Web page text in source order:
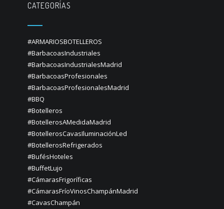
CATEGORÍAS
#ARMARIOSBOTELLEROS
#BarbacoasIndustriales
#BarbacoasIndustrialesMadrid
#BarbacoasProfesionales
#BarbacoasProfesionalesMadrid
#BBQ
#Botelleros
#BotellerosAMedidaMadrid
#BotellerosCavasIluminaciónLed
#BotellerosRefrigerados
#BufésHoteles
#BuffetLujo
#CámarasFrigoríficas
#CámarasFríoVinosChampánMadrid
#CavasChampán